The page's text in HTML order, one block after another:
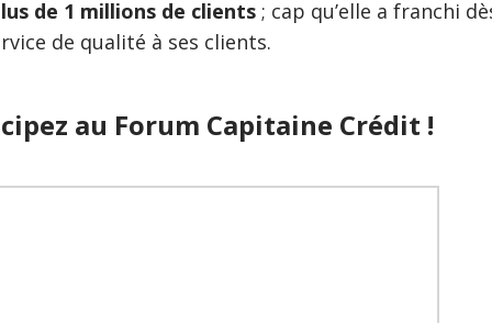
de 1 millions de clients ; cap qu’elle a franchi
de qualité à ses clients.
au Forum Capitaine Crédit !